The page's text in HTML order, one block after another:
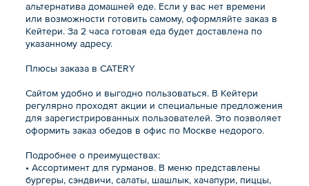
альтернатива домашней еде. Если у вас нет времени
или возможности готовить самому, оформляйте заказ в
Кейтери. За 2 часа готовая еда будет доставлена по
указанному адресу.
Плюсы заказа в CATERY
Сайтом удобно и выгодно пользоваться. В Кейтери
регулярно проходят акции и специальные предложения
для зарегистрированных пользователей. Это позволяет
оформить заказ обедов в офис по Москве недорого.
Подробнее о преимуществах:
• Ассортимент для гурманов. В меню представлены
бургеры, сэндвичи, салаты, шашлык, хачапури, пиццы,